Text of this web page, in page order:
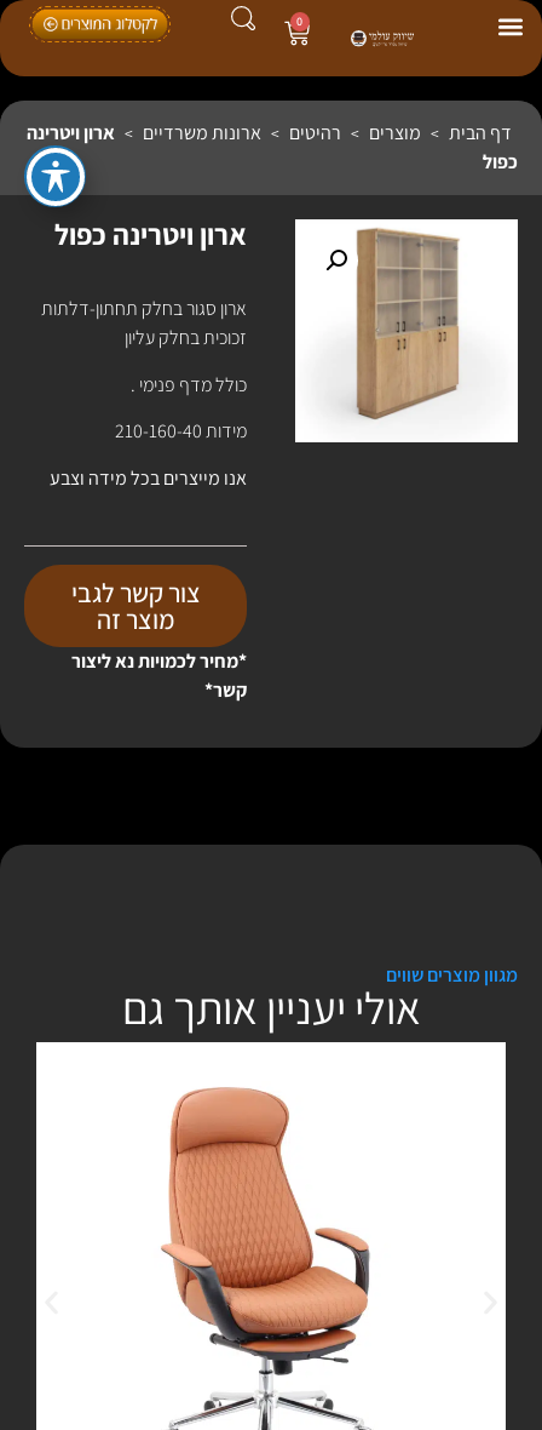
0
דף הבית > מוצרים > רהיטים > ארונות משרדיים > ארון ויטרינה
כפול
ארון ויטרינה כפול
ארון סגור בחלק תחתון-דלתות
זכוכית בחלק עליון
כולל מדף פנימי .
מידות 210-160-40
אנו מייצרים בכל מידה וצבע
צור קשר לגבי
מוצר זה
*מחיר לכמויות נא ליצור
קשר*
מגוון מוצרים שווים
אולי יעניין אותך גם